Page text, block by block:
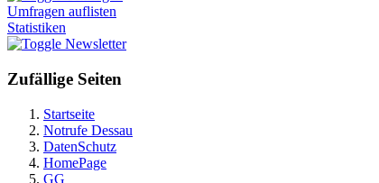
Umfragen auflisten
Statistiken
Newsletter
Zufällige Seiten
Startseite
Notrufe Dessau
DatenSchutz
HomePage
GG